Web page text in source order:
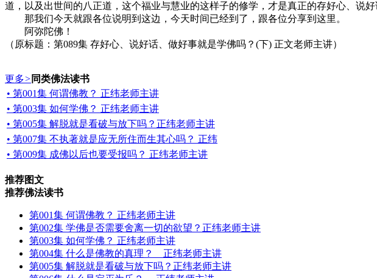
道，以及出世间的八正道，这个福业与慧业的这样子的修学，才是真正的存好心、说
那我们今天就跟各位说明到这边，今天时间已经到了，跟各位分享到这里。
阿弥陀佛！
（原标题：第089集 存好心、说好话、做好事就是学佛吗？(下) 正文老师主讲）
更多> 同类佛法读书
• 第001集 何谓佛教？ 正纬老师主讲
• 第003集 如何学佛？ 正纬老师主讲
• 第005集 解脱就是看破与放下吗？正纬老师主讲
• 第007集 不执著就是应无所住而生其心吗？ 正纬
• 第009集 成佛以后也要受报吗？ 正纬老师主讲
推荐图文
推荐佛法读书
第001集 何谓佛教？ 正纬老师主讲
第002集 学佛是否需要舍离一切的欲望？正纬老师主讲
第003集 如何学佛？ 正纬老师主讲
第004集 什么是佛教的真理？ 正纬老师主讲
第005集 解脱就是看破与放下吗？正纬老师主讲